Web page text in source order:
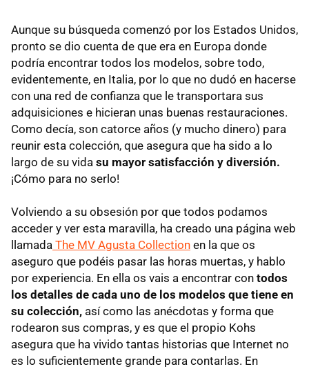
Aunque su búsqueda comenzó por los Estados Unidos,
pronto se dio cuenta de que era en Europa donde
podría encontrar todos los modelos, sobre todo,
evidentemente, en Italia, por lo que no dudó en hacerse
con una red de confianza que le transportara sus
adquisiciones e hicieran unas buenas restauraciones.
Como decía, son catorce años (y mucho dinero) para
reunir esta colección, que asegura que ha sido a lo
largo de su vida su mayor satisfacción y diversión.
¡Cómo para no serlo!
Volviendo a su obsesión por que todos podamos
acceder y ver esta maravilla, ha creado una página web
llamada The MV Agusta Collection en la que os
aseguro que podéis pasar las horas muertas, y hablo
por experiencia. En ella os vais a encontrar con todos
los detalles de cada uno de los modelos que tiene en
su colección, así como las anécdotas y forma que
rodearon sus compras, y es que el propio Kohs
asegura que ha vivido tantas historias que Internet no
es lo suficientemente grande para contarlas. En